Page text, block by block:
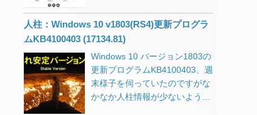
ので今回の件とは関係なさそう
です。 なんとか安定稼働するま
での道のり 世間で
1803（RS4）の不具合が騒がれ
始めた2018年5月上旬当初、私
はまだ1709（RS3）を使ってい
ました。 Chromeを開いて作業
が、人気が出るのか消えていく
のか気になるところです。 パソ
コンの代替として学校などで大
量導入。 → やめときなさい…
機械工作が好きな人がカスタマ
イズをして使うラズパイのよう
な存在。 → 殻割行程が必要か
Googleに踊らされている人たち
で自在に表示できる
GoogleMap、それも無料で使え
るとあって多くのWebサイトや
システムにも導入されてきまし
た。 私も例外ではなく、過去に
ード」と「ハイスピード隼」が
選べましたが、工事に何倍も時
間のかかる「ハイスピード隼」
でお願いしました。（工事に来
ていただいた業者様、忙しい時
期にありがとうございました）
タイトルの「下り速度
人柱：Windows 10 v1803(RS4)更新プログラ
ムKB4100403 (17134.81)
Windows 10 バージョン1803の
更新プログラムKB4100403、週
末様子を伺っていたのですがな
かなか人柱情報が少ないような